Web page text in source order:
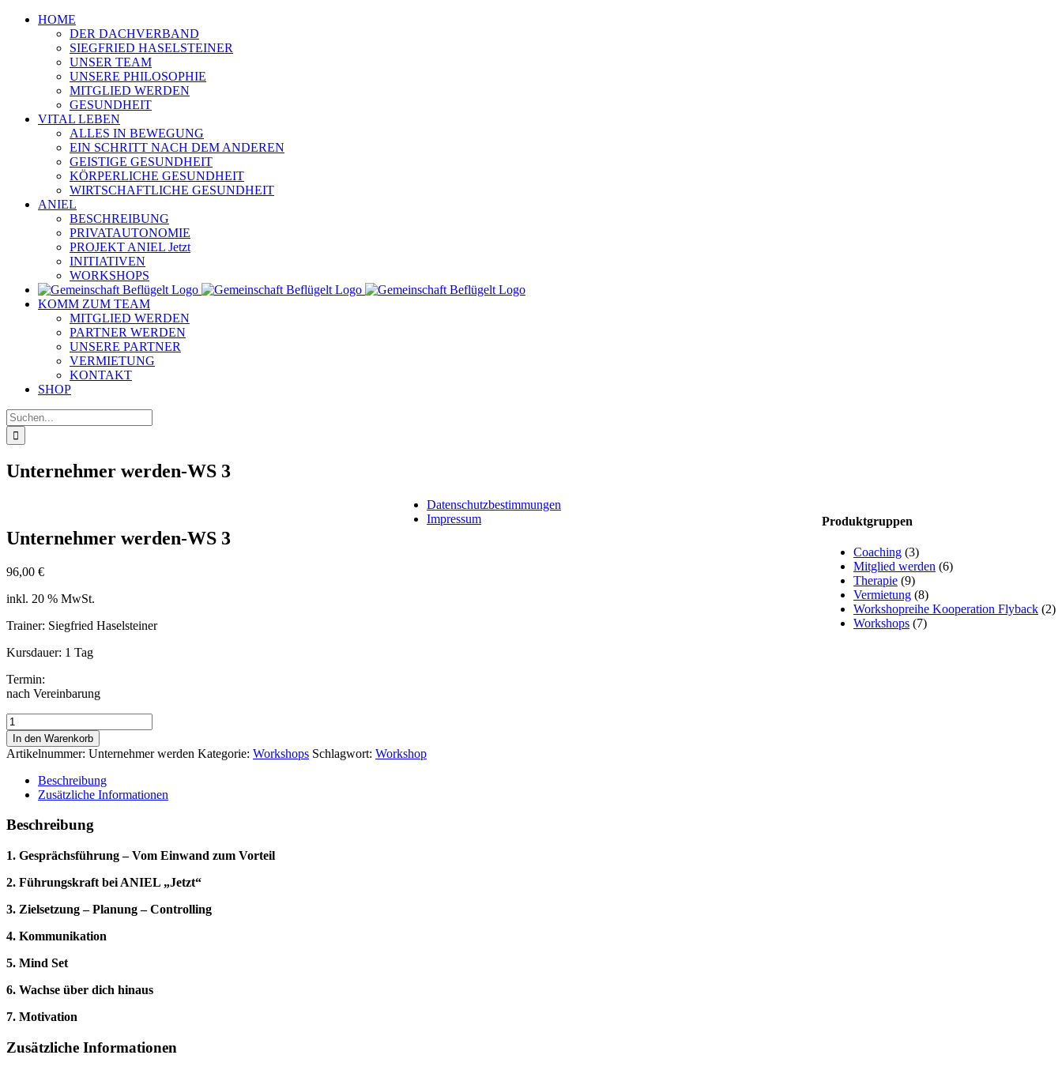
Zum
HOME
DER DACHVERBAND
SIEGFRIED HASELSTEINER
UNSER TEAM
UNSERE PHILOSOPHIE
MITGLIED WERDEN
GESUNDHEIT
VITAL LEBEN
ALLES IN BEWEGUNG
EIN SCHRITT NACH DEM ANDEREN
GEISTIGE GESUNDHEIT
KÖRPERLICHE GESUNDHEIT
WIRTSCHAFTLICHE GESUNDHEIT
ANIEL
BESCHREIBUNG
PRIVATAUTONOMIE
PROJEKT ANIEL Jetzt
INITIATIVEN
WORKSHOPS
KOMM ZUM TEAM
MITGLIED WERDEN
PARTNER WERDEN
UNSERE PARTNER
VERMIETUNG
KONTAKT
SHOP
Suche
nach:
Unternehmer werden-WS 3
Unternehmer werden-WS 3
96,00 €
inkl. 20 % MwSt.
Trainer: Siegfried Haselsteiner
Kursdauer: 1 Tag
Termin:
nach Vereinbarung
Unternehmer
werden-
WS
3
Menge
In den Warenkorb
Artikelnummer: Unternehmer werden Kategorie: Workshops Schlagwort: Workshop
Beschreibung
Zusätzliche Informationen
Beschreibung
1. Gesprächsführung – Vom Einwand zum Vorteil
2. Führungskraft bei ANIEL „Jetzt“
3. Zielsetzung – Planung – Controlling
4. Kommunikation
5. Mind Set
6. Wachse über dich hinaus
7. Motivation
Zusätzliche Informationen
Produktgruppen
Coaching (3)
Mitglied werden (6)
Therapie (9)
Vermietung (8)
Workshopreihe Kooperation Flyback (2)
Workshops (7)
Datenschutzbestimmungen
Impressum